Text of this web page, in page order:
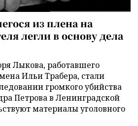
из плена на
легли в основу дела
Лыкова, работавшего
Ильи Трабера, стали
громкого убийства
Петрова в Ленинградской
материалы уголовного